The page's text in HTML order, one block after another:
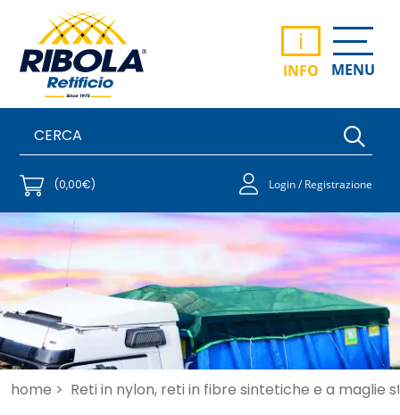
i
INFO MENU
(0,00€) Login / Registrazione
home > Reti in nylon, reti in fibre sintetiche e a maglie